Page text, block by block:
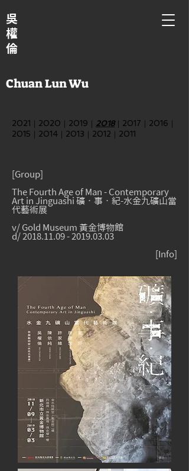
吳
權
倫
Chuan Lun Wu
2021 2020 2019 2018｜ 2017 2016
2015
2014 2013 2012 2011
[Group]
The Fourth Age of Man - Contemporary
Art in Jinguashi 礦‧事‧紀-水金九礦山當
代藝術展
v/ Gold Museum 黃金博物館
d/ 2018.11.09 - 2019.03.03
Info